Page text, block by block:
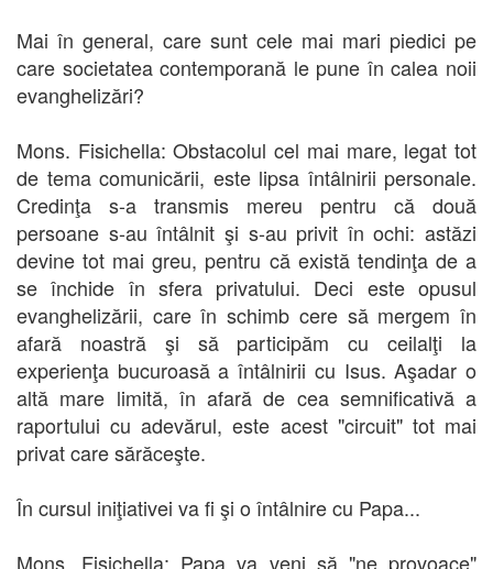
Mai în general, care sunt cele mai mari piedici pe
care societatea contemporană le pune în calea noii
evanghelizări?
Mons. Fisichella: Obstacolul cel mai mare, legat tot
de tema comunicării, este lipsa întâlnirii personale.
Credinţa s-a transmis mereu pentru că două
persoane s-au întâlnit şi s-au privit în ochi: astăzi
devine tot mai greu, pentru că există tendinţa de a
se închide în sfera privatului. Deci este opusul
evanghelizării, care în schimb cere să mergem în
afară noastră şi să participăm cu ceilalţi la
experienţa bucuroasă a întâlnirii cu Isus. Aşadar o
altă mare limită, în afară de cea semnificativă a
raportului cu adevărul, este acest "circuit" tot mai
privat care sărăceşte.
În cursul iniţiativei va fi şi o întâlnire cu Papa...
Mons. Fisichella: Papa va veni să "ne provoace"